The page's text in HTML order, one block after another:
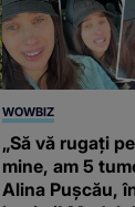
WOWBIZ
„Să vă rugați
mine, am 5
Alina Pușcău,